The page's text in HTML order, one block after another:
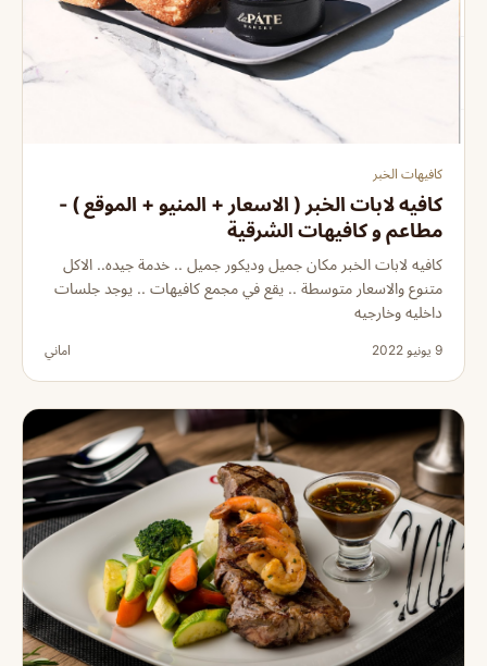
كافيهات الخبر
كافيه لابات الخبر ( الاسعار + المنيو + الموقع ) -
مطاعم و كافيهات الشرقية
كافيه لابات الخبر مكان جميل وديكور جميل .. خدمة جيده.. الاكل
متنوع والاسعار متوسطة .. يقع في مجمع كافيهات .. يوجد جلسات
داخليه وخارجيه
9 يونيو 2022 اماني